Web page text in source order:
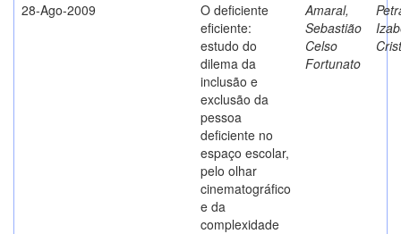
28-Ago-2009
O deficiente
eficiente:
estudo do
dilema da
inclusão e
exclusão da
pessoa
deficiente no
espaço escolar,
pelo olhar
cinematográfico
e da
complexidade
Amaral,
Sebastião
Celso
Fortunato